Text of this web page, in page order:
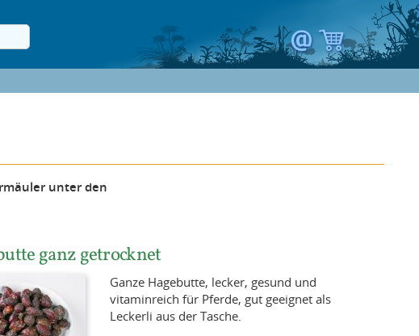
unter den
ganz getrocknet
Ganze Hagebutte, lecker, gesund und
vitaminreich für Pferde, gut geeignet als
Leckerli aus der Tasche.